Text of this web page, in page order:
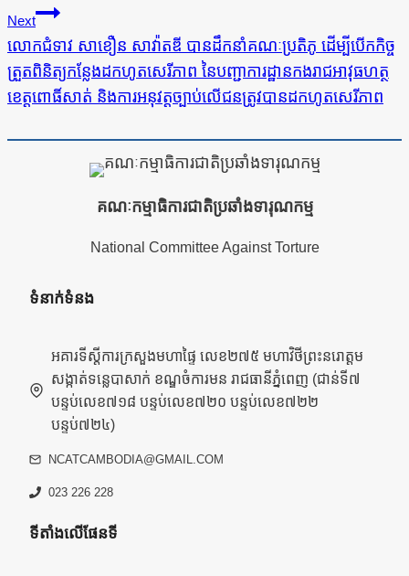
Next
លោកជំទាវ សាខឿន សាវ៉ាតឌី បានដឹកនាំគណៈប្រតិភូ ដើម្បីបើកកិច្ច
ត្រួតពិនិត្យកន្លែងដកហូតសេរីភាព នៃបញ្ជាការដ្ឋានកងរាជអាវុធហត្ថ
ខេត្តពោធិ៍សាត់ និងការអនុវត្តច្បាប់លើជនត្រូវបានដកហូតសេរីភាព
គណៈកម្មាធិការជាតិប្រឆាំងទារុណកម្ម
National Committee Against Torture
ទំនាក់ទំនង
អគារទីស្តីការក្រសួងមហាផ្ទៃ លេខ២៧៥ មហាវិថីព្រះនរោត្តម
សង្កាត់ទន្លេបាសាក់ ខណ្ឌចំការមន រាជធានីភ្នំពេញ (ជាន់ទី៧
បន្ទប់លេខ៧១៨ បន្ទប់លេខ៧២០ បន្ទប់លេខ៧២២
បន្ទប់៧២៤)
NCATCAMBODIA@GMAIL.COM
023 226 228
ទីតាំងលើផែនទី